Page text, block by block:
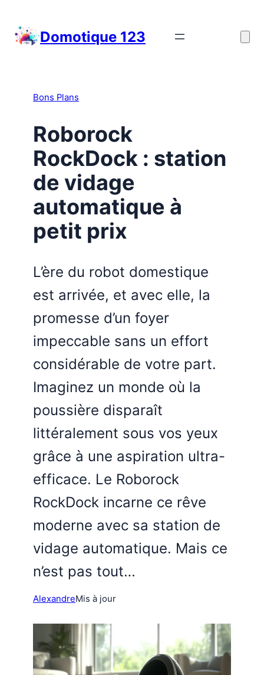
contenu Domotique 123
Bons Plans
Roborock
RockDock : station
de vidage
automatique à
petit prix
L’ère du robot domestique
est arrivée, et avec elle, la
promesse d’un foyer
impeccable sans un effort
considérable de votre part.
Imaginez un monde où la
poussière disparaît
littéralement sous vos yeux
grâce à une aspiration ultra-
efficace. Le Roborock
RockDock incarne ce rêve
moderne avec sa station de
vidage automatique. Mais ce
n’est pas tout…
AlexandreMis à jour